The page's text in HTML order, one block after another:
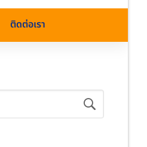
ติดต่อเรา